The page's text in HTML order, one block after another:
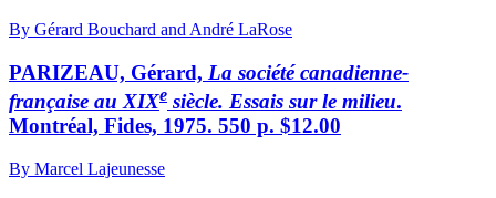
By Gérard Bouchard and André LaRose
PARIZEAU, Gérard, La société canadienne-
française au XIXe siècle. Essais sur le milieu.
Montréal, Fides, 1975. 550 p. $12.00
By Marcel Lajeunesse